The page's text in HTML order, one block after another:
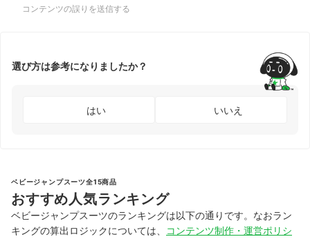
コンテンツの誤りを送信する
選び方は参考になりましたか？
はい いいえ
ベビージャンプスーツ全15商品
おすすめ人気ランキング
ベビージャンプスーツのランキングは以下の通りです。なおラン
キングの算出ロジックについては、
コンテンツ制作・運営ポリシ